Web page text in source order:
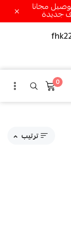
بـ{200ريال} التوصيل مجانا
جديدة
0
ترتيب